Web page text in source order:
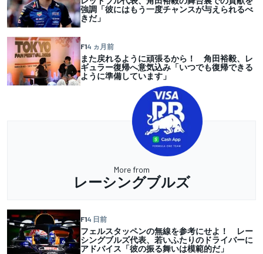
強調「彼にはもう一度チャンスが与えられるべ
きだ」
F14 ヵ月前
また戻れるように頑張るから！ 角田裕毅、レ
ギュラー復帰へ意気込み「いつでも復帰できる
ように準備しています」
More from
レーシングブルズ
F14 日前
フェルスタッペンの無線を参考にせよ！ レー
シングブルズ代表、若いふたりのドライバーに
アドバイス「彼の振る舞いは模範的だ」